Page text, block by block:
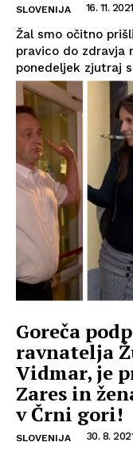
SLOVENIJA 16. 11.
Žal smo očitno
pravico do zdravja
ponedeljek zjutraj
Goreča
ravnatelja
Vidmar, je
Zares in
v Črni gori!
SLOVENIJA 30. 8.